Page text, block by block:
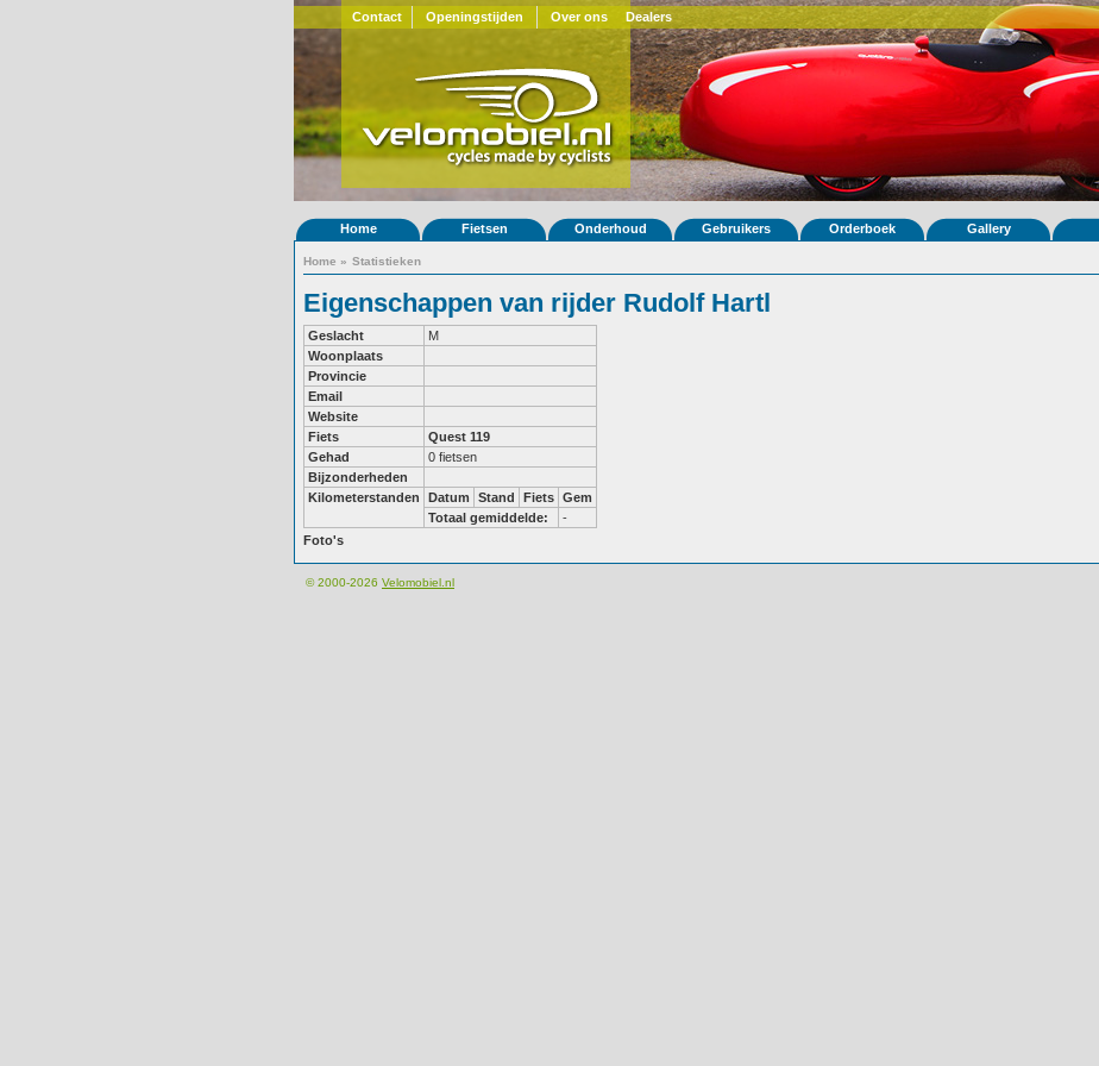
Contact Openingstijden Over ons Dealers
Home Fietsen Onderhoud Gebruikers Orderboek Gallery
Home » Statistieken
Eigenschappen van rijder Rudolf Hartl
Geslacht
M
Woonplaats
Provincie
Email
Website
Fiets
Quest 119
Gehad
0 fietsen
Bijzonderheden
Kilometerstanden
Datum Stand Fiets Gem
Totaal gemiddelde:
-
Foto's
© 2000-2026 Velomobiel.nl